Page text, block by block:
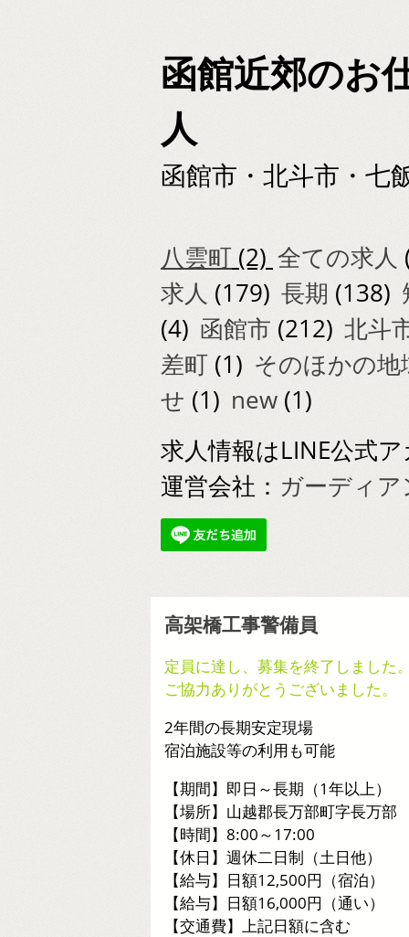
函館近郊のお
人
函館市・北斗市・七
八雲町 (2) 全ての求人
求人 (179) 長期 (138)
(4) 函館市 (212) 北斗
差町 (1) そのほかの地
せ (1) new (1)
求人情報はLINE公式
運営会社： ガーディ
高架橋工事警備員
定員に達し、募集を終了しました
ご協力ありがとうございました。
2年間の長期安定現場
宿泊施設等の利用も可能
【期間】即日～長期（1年以上）
【場所】山越郡長万部町字長万部
【時間】8:00～17:00
【休日】週休二日制（土日他）
【給与】日額12,500円（宿泊）
【給与】日額16,000円（通い）
【交通費】上記日額に含む